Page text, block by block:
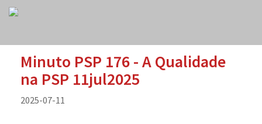
Minuto PSP 176 - A Qualidade
na PSP 11jul2025
2025-07-11